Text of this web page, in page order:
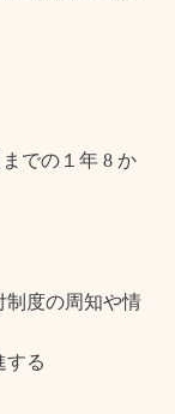
での１年 8 か
制度の周知や情
する